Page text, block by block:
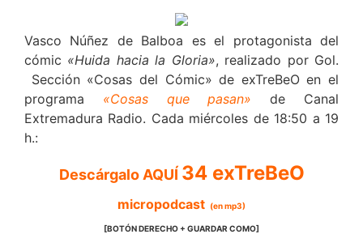
Vasco Núñez de Balboa es el protagonista del
cómic «Huida hacia la Gloria», realizado por Gol.
Sección «Cosas del Cómic» de exTreBeO en el
programa «Cosas que pasan»
de Canal
Extremadura Radio. Cada miércoles de 18:50 a 19
h.:
Descárgalo AQUÍ 34 exTreBeO
micropodcast (en mp3)
[BOTÓN DERECHO + GUARDAR COMO]